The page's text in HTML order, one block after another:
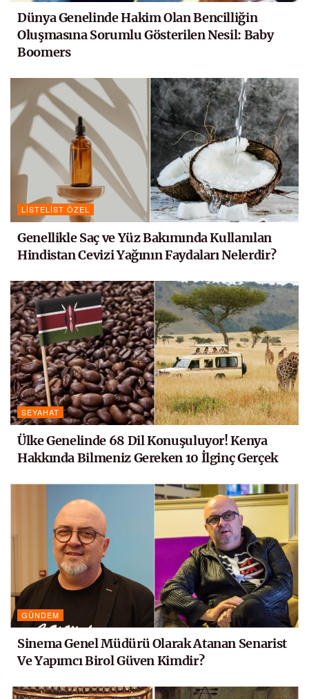
Dünya Genelinde Hakim Olan Bencilliğin
Oluşmasına Sorumlu Gösterilen Nesil: Baby
Boomers
LISTELIST ÖZEL
Genellikle Saç ve Yüz Bakımında Kullanılan
Hindistan Cevizi Yağının Faydaları Nelerdir?
SEYAHAT
Ülke Genelinde 68 Dil Konuşuluyor! Kenya
Hakkında Bilmeniz Gereken 10 İlginç Gerçek
GÜNDEM
Sinema Genel Müdürü Olarak Atanan Senarist
Ve Yapımcı Birol Güven Kimdir?